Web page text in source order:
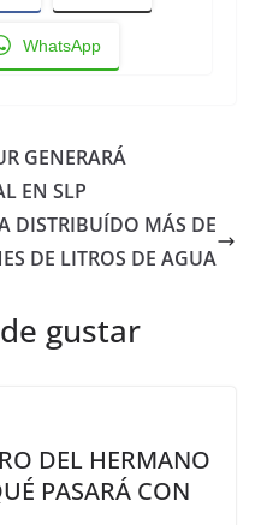
WhatsApp
GENERARÁ
EN SLP
DISTRIBUÍDO MÁS DE
DE LITROS DE AGUA
gustar
DEL HERMANO
PASARÁ CON